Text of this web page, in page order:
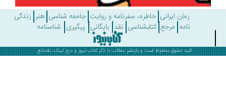
رمان ایرانی خاطره، سفرنامه و روایت جامعه شناسی هنر زندگی
مرجع کتابشناسی نقد بایگانی پیگیری شناسنامه
کلیه حقوق محفوظ است و بازنشر مطالب با ذکرکتاب نیوز و درج لینک، بلامانع .